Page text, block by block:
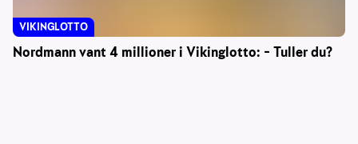
Nordmann vant 4 millioner i Vikinglotto: – Tuller du?
VIKINGLOTTO